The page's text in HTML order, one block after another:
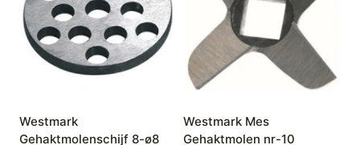
Westmark
Gehaktmolenschijf 8-ø8
Westmark Mes
Gehaktmolen nr-10